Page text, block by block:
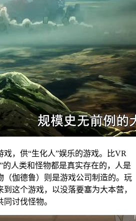
戏，供“生化人”娱乐的游戏。比VR
的人类和怪物都是真实存在的，人是
（伽德鲁）则是游戏公司制造的。玩
这个游戏，以没落要塞为大本营，
讨伐怪物。